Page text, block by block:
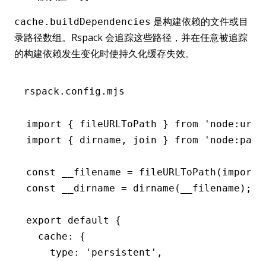
cache.buildDependencies 是构建依赖的文件或目
录路径数组。Rspack 会追踪这些路径，并在任意被追踪
的构建依赖发生变化时使持久化缓存失效。
rspack.config.mjs
import { fileURLToPath } from 'node:url'
import
{ dirname , join } from
const __filename = fileURLToPath ( import
const
__dirname = dirname (__filename);
export default
{
  cache
:
{
    type
: 'persistent' ,